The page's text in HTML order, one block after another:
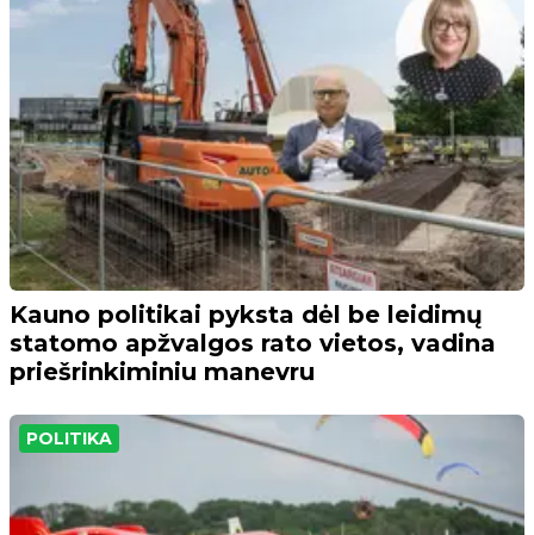
Kauno politikai pyksta dėl be leidimų
statomo apžvalgos rato vietos, vadina
priešrinkiminiu manevru
POLITIKA